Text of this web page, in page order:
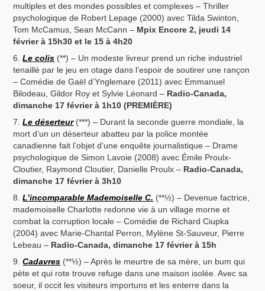
multiples et des mondes possibles et complexes – Thriller
psychologique de Robert Lepage (2000) avec Tilda Swinton,
Tom McCamus, Sean McCann – Mpix Encore 2, jeudi 14
février à 15h30 et le 15 à 4h20
Le colis (**) – Un modeste livreur prend un riche industriel
tenaillé par le jeu en otage dans l’espoir de soutirer une rançon
– Comédie de Gaël d’Ynglemare (2011) avec Emmanuel
Bilodeau, Gildor Roy et Sylvie Léonard – Radio-Canada,
dimanche 17 février à 1h10 (PREMIÈRE)
Le déserteur(***) – Durant la seconde guerre mondiale, la
mort d’un un déserteur abatteu par la police montée
canadienne fait l’objet d’une enquête journalistique – Drame
psychologique de Simon Lavoie (2008) avec Émile Proulx-
Cloutier, Raymond Cloutier, Danielle Proulx – Radio-Canada,
dimanche 17 février à 3h10
L’incomparable Mademoiselle C. (**½) – Devenue factrice,
mademoiselle Charlotte redonne vie à un village morne et
combat la corruption locale – Comédie de Richard Ciupka
(2004) avec Marie-Chantal Perron, Mylène St-Sauveur, Pierre
Lebeau – Radio-Canada, dimanche 17 février à 15h
Cadavres (**½) – Après le meurtre de sa mère, un bum qui
pète et qui rote trouve refuge dans une maison isolée. Avec sa
soeur, il occit les visiteurs importuns et les enterre dans la